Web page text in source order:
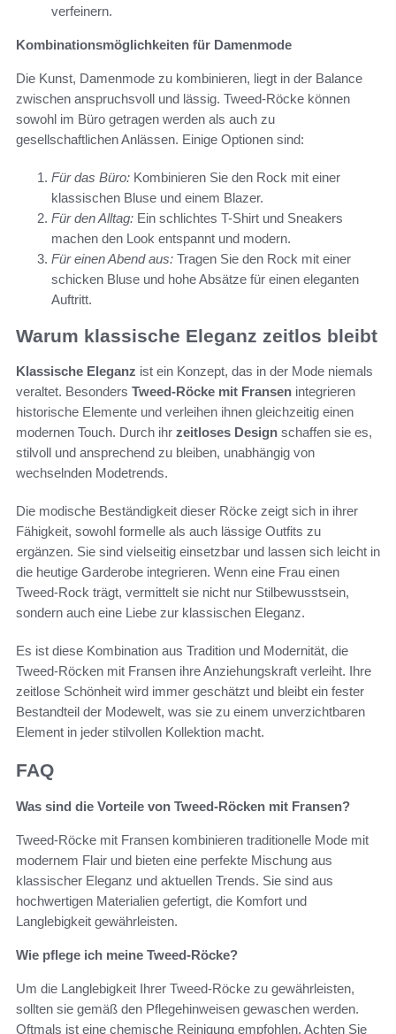
verfeinern.
Kombinationsmöglichkeiten für Damenmode
Die Kunst, Damenmode zu kombinieren, liegt in der Balance
zwischen anspruchsvoll und lässig. Tweed-Röcke können
sowohl im Büro getragen werden als auch zu
gesellschaftlichen Anlässen. Einige Optionen sind:
Für das Büro: Kombinieren Sie den Rock mit einer
klassischen Bluse und einem Blazer.
Für den Alltag: Ein schlichtes T-Shirt und Sneakers
machen den Look entspannt und modern.
Für einen Abend aus: Tragen Sie den Rock mit einer
schicken Bluse und hohe Absätze für einen eleganten
Auftritt.
Warum klassische Eleganz zeitlos bleibt
Klassische Eleganz ist ein Konzept, das in der Mode niemals
veraltet. Besonders Tweed-Röcke mit Fransen integrieren
historische Elemente und verleihen ihnen gleichzeitig einen
modernen Touch. Durch ihr zeitloses Design schaffen sie es,
stilvoll und ansprechend zu bleiben, unabhängig von
wechselnden Modetrends.
Die modische Beständigkeit dieser Röcke zeigt sich in ihrer
Fähigkeit, sowohl formelle als auch lässige Outfits zu
ergänzen. Sie sind vielseitig einsetzbar und lassen sich leicht in
die heutige Garderobe integrieren. Wenn eine Frau einen
Tweed-Rock trägt, vermittelt sie nicht nur Stilbewusstsein,
sondern auch eine Liebe zur klassischen Eleganz.
Es ist diese Kombination aus Tradition und Modernität, die
Tweed-Röcken mit Fransen ihre Anziehungskraft verleiht. Ihre
zeitlose Schönheit wird immer geschätzt und bleibt ein fester
Bestandteil der Modewelt, was sie zu einem unverzichtbaren
Element in jeder stilvollen Kollektion macht.
FAQ
Was sind die Vorteile von Tweed-Röcken mit Fransen?
Tweed-Röcke mit Fransen kombinieren traditionelle Mode mit
modernem Flair und bieten eine perfekte Mischung aus
klassischer Eleganz und aktuellen Trends. Sie sind aus
hochwertigen Materialien gefertigt, die Komfort und
Langlebigkeit gewährleisten.
Wie pflege ich meine Tweed-Röcke?
Um die Langlebigkeit Ihrer Tweed-Röcke zu gewährleisten,
sollten sie gemäß den Pflegehinweisen gewaschen werden.
Oftmals ist eine chemische Reinigung empfohlen. Achten Sie